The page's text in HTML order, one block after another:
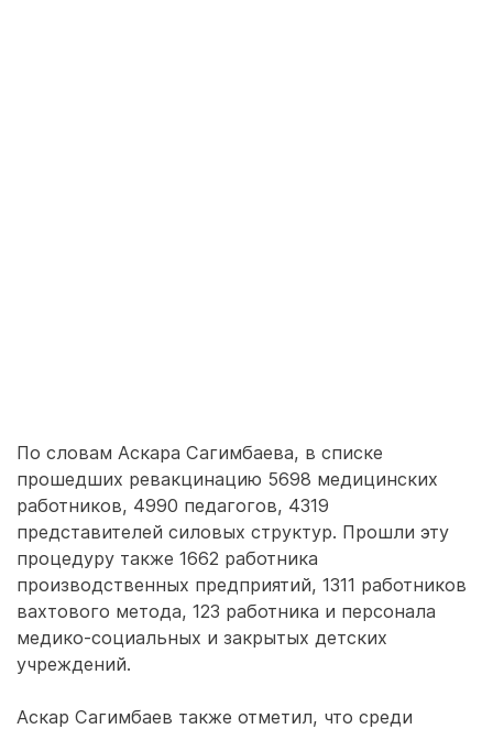
По словам Аскара Сагимбаева, в списке
прошедших ревакцинацию 5698 медицинских
работников, 4990 педагогов, 4319
представителей силовых структур. Прошли эту
процедуру также 1662 работника
производственных предприятий, 1311 работников
вахтового метода, 123 работника и персонала
медико-социальных и закрытых детских
учреждений.
Аскар Сагимбаев также отметил, что среди